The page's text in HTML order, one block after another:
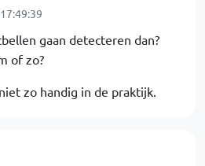
gaan detecteren dan?
of zo?
zo handig in de praktijk.